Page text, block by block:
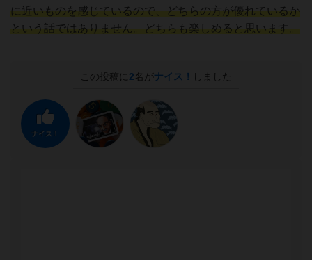
に近いものを感じているので、どちらの方が優れているか
という話ではありません。どちらも楽しめると思います。
この投稿に 2名がナイス！ しました
ナイス！